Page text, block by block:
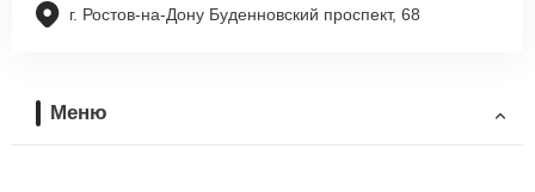
г. Ростов-на-Дону Буденновский проспект, 68
Меню